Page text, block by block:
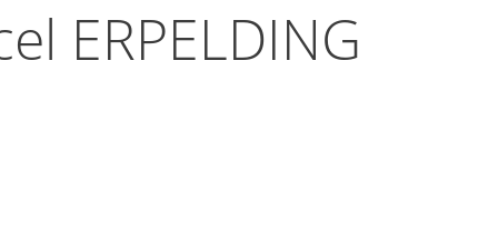
ERPELDING